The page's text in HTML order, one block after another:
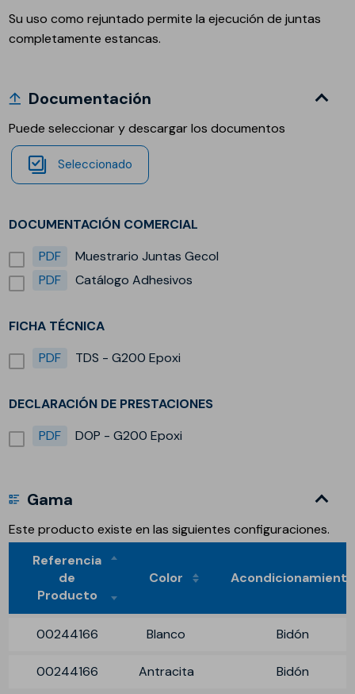
Su uso como rejuntado permite la ejecución de juntas
completamente estancas.
Documentación
Puede seleccionar y descargar los documentos
Seleccionado
DOCUMENTACIÓN COMERCIAL
PDF
Muestrario Juntas Gecol
PDF
Catálogo Adhesivos
FICHA TÉCNICA
PDF
TDS - G200 Epoxi
DECLARACIÓN DE PRESTACIONES
PDF
DOP - G200 Epoxi
Gama
Este producto existe en las siguientes configuraciones.
Referencia
de
Producto
Color Acondicionamiento
00244166 Blanco Bidón
00244166 Antracita Bidón